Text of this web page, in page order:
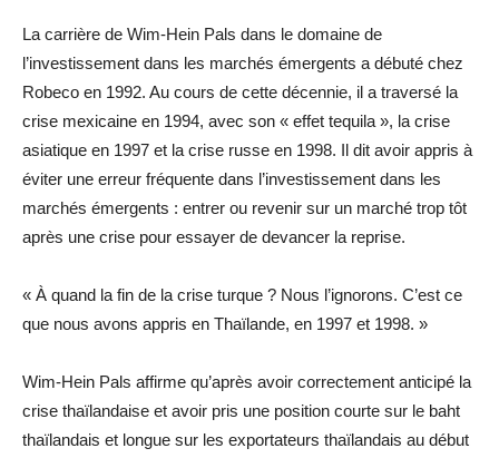
La carrière de Wim-Hein Pals dans le domaine de
l’investissement dans les marchés émergents a débuté chez
Robeco en 1992. Au cours de cette décennie, il a traversé la
crise mexicaine en 1994, avec son « effet tequila », la crise
asiatique en 1997 et la crise russe en 1998. Il dit avoir appris à
éviter une erreur fréquente dans l’investissement dans les
marchés émergents : entrer ou revenir sur un marché trop tôt
après une crise pour essayer de devancer la reprise.
« À quand la fin de la crise turque ? Nous l’ignorons. C’est ce
que nous avons appris en Thaïlande, en 1997 et 1998. »
Wim-Hein Pals affirme qu’après avoir correctement anticipé la
crise thaïlandaise et avoir pris une position courte sur le baht
thaïlandais et longue sur les exportateurs thaïlandais au début